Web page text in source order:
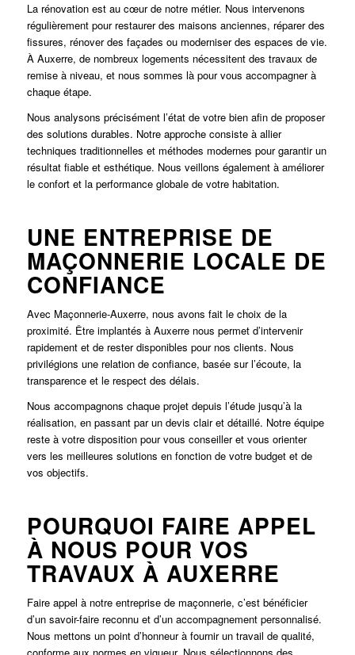
La rénovation est au cœur de notre métier. Nous intervenons
régulièrement pour restaurer des maisons anciennes, réparer des
fissures, rénover des façades ou moderniser des espaces de vie.
À Auxerre, de nombreux logements nécessitent des travaux de
remise à niveau, et nous sommes là pour vous accompagner à
chaque étape.
Nous analysons précisément l’état de votre bien afin de proposer
des solutions durables. Notre approche consiste à allier
techniques traditionnelles et méthodes modernes pour garantir un
résultat fiable et esthétique. Nous veillons également à améliorer
le confort et la performance globale de votre habitation.
UNE ENTREPRISE DE
MAÇONNERIE LOCALE DE
CONFIANCE
Avec Maçonnerie-Auxerre, nous avons fait le choix de la
proximité. Être implantés à Auxerre nous permet d’intervenir
rapidement et de rester disponibles pour nos clients. Nous
privilégions une relation de confiance, basée sur l’écoute, la
transparence et le respect des délais.
Nous accompagnons chaque projet depuis l’étude jusqu’à la
réalisation, en passant par un devis clair et détaillé. Notre équipe
reste à votre disposition pour vous conseiller et vous orienter
vers les meilleures solutions en fonction de votre budget et de
vos objectifs.
POURQUOI FAIRE APPEL
À NOUS POUR VOS
TRAVAUX À AUXERRE
Faire appel à notre entreprise de maçonnerie, c’est bénéficier
d’un savoir-faire reconnu et d’un accompagnement personnalisé.
Nous mettons un point d’honneur à fournir un travail de qualité,